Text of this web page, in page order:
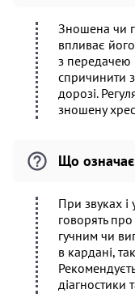
Зношена чи
впливає
з передачею
спричинити
дорозі.
зношену
Що
При звуках і
говорять
гучним чи
в кардані,
діагностики